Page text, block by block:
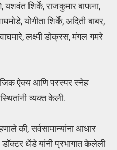
यशवंत शिर्के, राजकुमार बाफना,
योगीता शिर्के, अदिती बाबर,
लक्ष्मी डोक्रस, मंगल गमरे
ऐक्य आणि परस्पर स्नेह
व्यक्त केली.
की, सर्वसामान्यांना आधार
धेंडे यांनी प्रभागात केलेली